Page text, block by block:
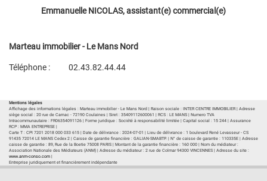
Emmanuelle NICOLAS, assistant(e) commercial(e)
Marteau immobilier - Le Mans Nord
Téléphone :
02.43.82.44.44
Mentions légales
Affichage des informations légales : Marteau immobilier - Le Mans Nord | Raison sociale : INTER CENTRE IMMOBILIER | Adresse
siège social : 20 rue de Carnac - 72190 Coulaines | Siret : 35409112600061 | RCS : LE MANS | Numero TVA
Intracommunautaire : FR06354091126 | Forme juridique : Société à responsabilité limitée | Capital social : 15 244 | Assurance
RCP : MMA ENTREPRISE |
Carte T : CPI 7201 2018 000 033 615 | Date de délivrance : 2024-07-01 | Lieu de délivrance : 1 boulevard René Levasseur - CS
91435 72014 LE MANS Cedex 2 | Caisse de garantie financière : GALIAN-SMABTP. | N° de caisse de garantie : 110335E | Adresse
caisse de garantie : 89, Rue de la Boetie 75008 PARIS | Montant de la garantie financière : 160 000 | Nom du médiateur :
Association Nationale des Médiateurs (ANM) | Adresse du médiateur : 2 rue de Colmar 94300 VINCENNES | Adresse du site :
www.anm-conso.com
Entreprise juridiquement et financièrement indépendante